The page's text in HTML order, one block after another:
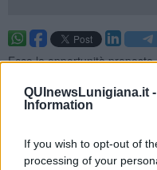
QUInewsLunigiana.it -
Information
If you wish to opt-out of
processing of your
Ecco le opportunità
provincia per la settimana
2026), lavori a tempo
apprendistato.
Questa settimana: